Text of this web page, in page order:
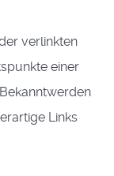
verlinkten
einer
Links